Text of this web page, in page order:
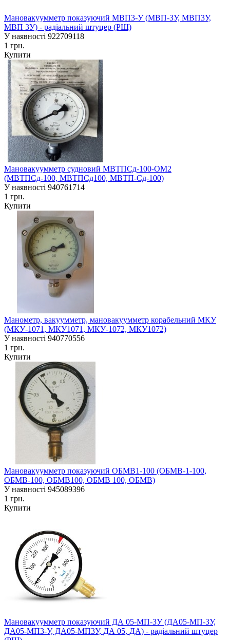
Мановакуумметр показуючий МВП3-У (МВП-3У, МВП3У,
МВП 3У) - радіальний штуцер (РШ)
У наявності 922709118
1 грн.
Купити
Мановакуумметр судновий МВТПСд-100-ОМ2
(МВТПСд-100, МВТПСд100, МВТП-Сд-100)
У наявності 940761714
1 грн.
Купити
Манометр, вакуумметр, мановакуумметр корабельний МКУ
(МКУ-1071, МКУ1071, МКУ-1072, МКУ1072)
У наявності 940770556
1 грн.
Купити
Мановакуумметр показуючий ОБМВ1-100 (ОБМВ-1-100,
ОБМВ-100, ОБМВ100, ОБМВ 100, ОБМВ)
У наявності 945089396
1 грн.
Купити
Мановакуумметр показуючий ДА 05-МП-3У (ДА05-МП-3У,
ДА05-МП3-У, ДА05-МП3У, ДА 05, ДА) - радіальний штуцер